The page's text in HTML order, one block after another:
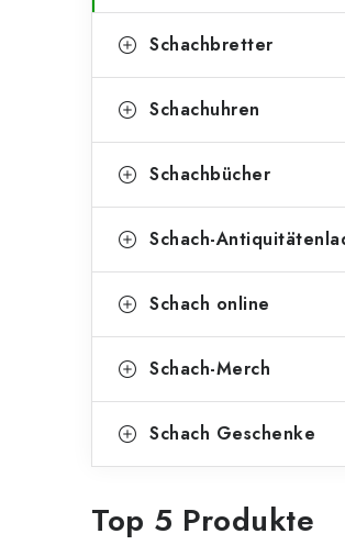
s
t
Schachbretter
Schachuhren
Schachbücher
Schach-
Schach online
Schach-Merch
Schach Geschenke
Top 5 Produkte